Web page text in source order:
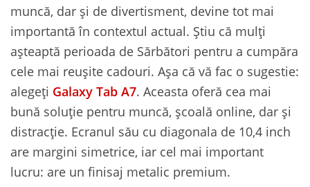
muncă, dar și de divertisment, devine tot mai
importantă în contextul actual. Știu că mulți
așteaptă perioada de Sărbători pentru a cumpăra
cele mai reușite cadouri. Așa că vă fac o sugestie:
alegeți Galaxy Tab A7. Aceasta oferă cea mai
bună soluție pentru muncă, școală online, dar și
distracție. Ecranul său cu diagonala de 10,4 inch
are margini simetrice, iar cel mai important
lucru: are un finisaj metalic premium.